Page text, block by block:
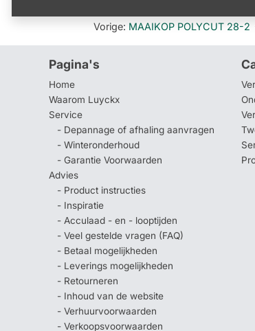
Vorige: MAAIKOP POLYCUT 28-2
Pagina's
Home
Waarom Luyckx
Service
- Depannage of afhaling aanvragen
- Winteronderhoud
- Garantie Voorwaarden
Advies
- Product instructies
- Inspiratie
- Acculaad - en - looptijden
- Veel gestelde vragen (FAQ)
- Betaal mogelijkheden
- Leverings mogelijkheden
- Retourneren
- Inhoud van de website
- Verhuurvoorwaarden
- Verkoopsvoorwaarden